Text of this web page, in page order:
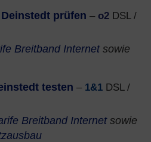
prüfen – o2 DSL /
Breitband Internetsowie
testen – 1&1 DSL /
Breitband Internetsowie